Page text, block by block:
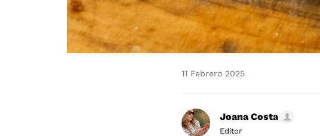
11 Febrero 2025
Joana Costa
Editor